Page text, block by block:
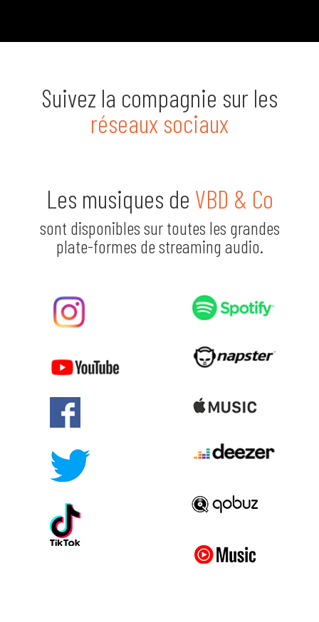
Suivez la compagnie sur les
réseaux sociaux
Les musiques de VBD & Co
sont disponibles sur toutes les grandes
plate-formes de streaming audio.